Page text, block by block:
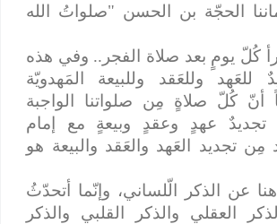
الحجّة بن الحسن "صلواتُ الله
كُلّ يومٍ بعد صلاة الفجر.. وفي هذه
للعَهد وللعَقد وللبيعة المَهدويّة
أنّ كُلّ صلاةٍ مِن صلواتنا الواجبة
تجديدٌ عهدٍ وعقدٍ وبيعةٍ مع إمام
مِن تجديد العَهد والعَقد والبيعة هو
عن الذكر الّلساني، وإنّما أتحدّثُ
العقلي والذكر القلبي والذكر